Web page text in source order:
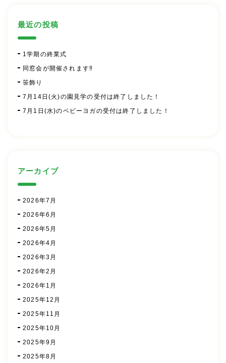
最近の投稿
1学期の終業式
同窓会が開催されます‼
笹飾り
7月14日(火)の園見学の受付は終了しました！
7月1日(水)のベビーヨガの受付は終了しました！
アーカイブ
2026年7月
2026年6月
2026年5月
2026年4月
2026年3月
2026年2月
2026年1月
2025年12月
2025年11月
2025年10月
2025年9月
2025年8月